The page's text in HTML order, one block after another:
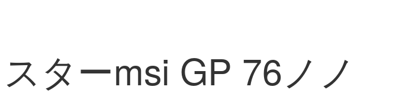
ターmsi GP 76ノノ